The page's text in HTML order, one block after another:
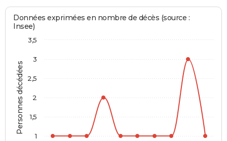
Personnes décédées
Données exprimées en nombre de décès (source :
Insee)
1
1,5
2
2,5
3
3,5